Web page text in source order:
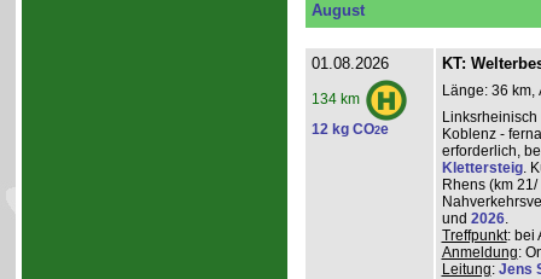
August
01.08.2026
134 km
12 kg CO2e
KT:
Länge: 36 km,
Koblenz -
erforderlich,
Klettersteig.
Rhens (km
und 2026.
Treffpunkt: bei
Anmeldung:
Leitung: Jens